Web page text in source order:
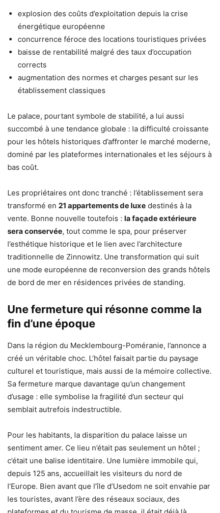
explosion des coûts d’exploitation depuis la crise
énergétique européenne
concurrence féroce des locations touristiques privées
baisse de rentabilité malgré des taux d’occupation
corrects
augmentation des normes et charges pesant sur les
établissement classiques
Le palace, pourtant symbole de stabilité, a lui aussi
succombé à une tendance globale : la difficulté croissante
pour les hôtels historiques d’affronter le marché moderne,
dominé par les plateformes internationales et les séjours à
bas coût.
Les propriétaires ont donc tranché : l’établissement sera
transformé en 21 appartements de luxe destinés à la
vente. Bonne nouvelle toutefois : la façade extérieure
sera conservée, tout comme le spa, pour préserver
l’esthétique historique et le lien avec l’architecture
traditionnelle de Zinnowitz. Une transformation qui suit
une mode européenne de reconversion des grands hôtels
de bord de mer en résidences privées de standing.
Une fermeture qui résonne comme la
fin d’une époque
Dans la région du Mecklembourg-Poméranie, l’annonce a
créé un véritable choc. L’hôtel faisait partie du paysage
culturel et touristique, mais aussi de la mémoire collective.
Sa fermeture marque davantage qu’un changement
d’usage : elle symbolise la fragilité d’un secteur qui
semblait autrefois indestructible.
Pour les habitants, la disparition du palace laisse un
sentiment amer. Ce lieu n’était pas seulement un hôtel ;
c’était une balise identitaire. Une lumière immobile qui,
depuis 125 ans, accueillait les visiteurs du nord de
l’Europe. Bien avant que l’île d’Usedom ne soit envahie par
les touristes, avant l’ère des réseaux sociaux, des